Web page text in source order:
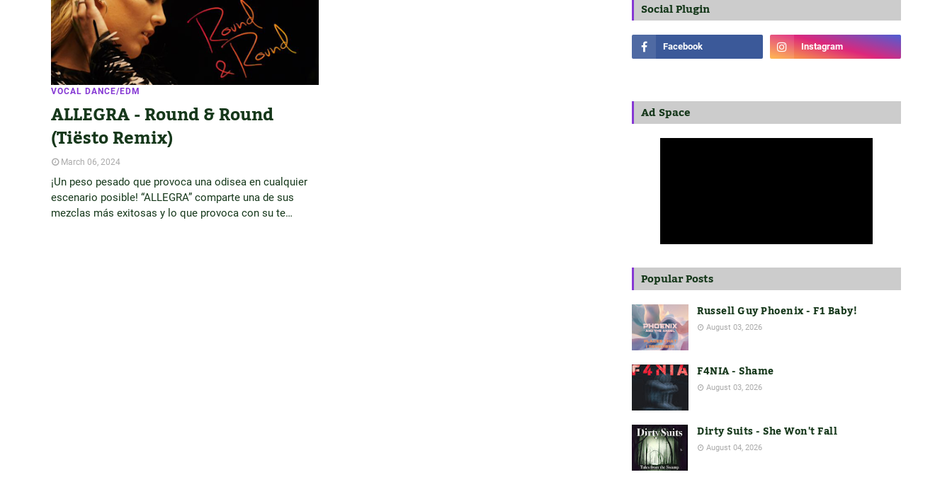
VOCAL DANCE/EDM
ALLEGRA - Round & Round
(Tiësto Remix)
March 06, 2024
¡Un peso pesado que provoca una odisea en cualquier
escenario posible! “ALLEGRA” comparte una de sus
mezclas más exitosas y lo que provoca con su te…
Social Plugin
Ad Space
Popular Posts
Russell Guy Phoenix - F1 Baby!
August 03, 2026
F4NIA - Shame
August 03, 2026
Dirty Suits - She Won't Fall
August 04, 2026